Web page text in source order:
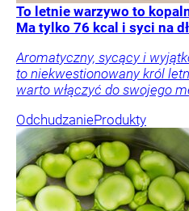
To letnie warzywo to
Ma tylko 76 kcal i syci na
Aromatyczny, sycący i
to niekwestionowany król
warto włączyć do swojego
OdchudzanieProdukty